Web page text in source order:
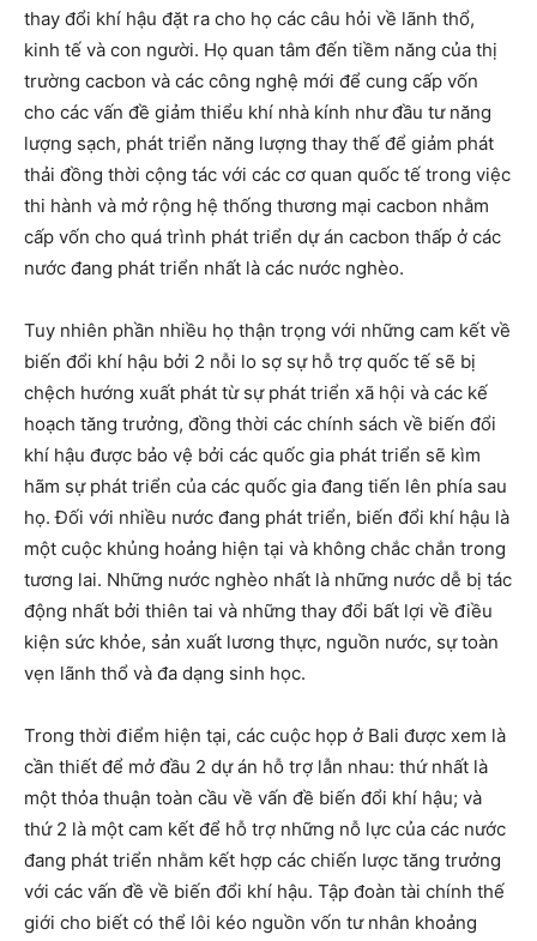
thay đổi khí hậu đặt ra cho họ các câu hỏi về lãnh thổ,
kinh tế và con người. Họ quan tâm đến tiềm năng của thị
trường cacbon và các công nghệ mới để cung cấp vốn
cho các vấn đề giảm thiểu khí nhà kính như đầu tư năng
lượng sạch, phát triển năng lượng thay thế để giảm phát
thải đồng thời cộng tác với các cơ quan quốc tế trong việc
thi hành và mở rộng hệ thống thương mại cacbon nhằm
cấp vốn cho quá trình phát triển dự án cacbon thấp ở các
nước đang phát triển nhất là các nước nghèo.
Tuy nhiên phần nhiều họ thận trọng với những cam kết về
biến đổi khí hậu bởi 2 nỗi lo sợ sự hỗ trợ quốc tế sẽ bị
chệch hướng xuất phát từ sự phát triển xã hội và các kế
hoạch tăng trưởng, đồng thời các chính sách về biến đổi
khí hậu được bảo vệ bởi các quốc gia phát triển sẽ kìm
hãm sự phát triển của các quốc gia đang tiến lên phía sau
họ. Đối với nhiều nước đang phát triển, biến đổi khí hậu là
một cuộc khủng hoảng hiện tại và không chắc chắn trong
tương lai. Những nước nghèo nhất là những nước dễ bị tác
động nhất bởi thiên tai và những thay đổi bất lợi về điều
kiện sức khỏe, sản xuất lương thực, nguồn nước, sự toàn
vẹn lãnh thổ và đa dạng sinh học.
Trong thời điểm hiện tại, các cuộc họp ở Bali được xem là
cần thiết để mở đầu 2 dự án hỗ trợ lẫn nhau: thứ nhất là
một thỏa thuận toàn cầu về vấn đề biến đổi khí hậu; và
thứ 2 là một cam kết để hỗ trợ những nỗ lực của các nước
đang phát triển nhằm kết hợp các chiến lược tăng trưởng
với các vấn đề về biến đổi khí hậu. Tập đoàn tài chính thế
giới cho biết có thể lôi kéo nguồn vốn tư nhân khoảng